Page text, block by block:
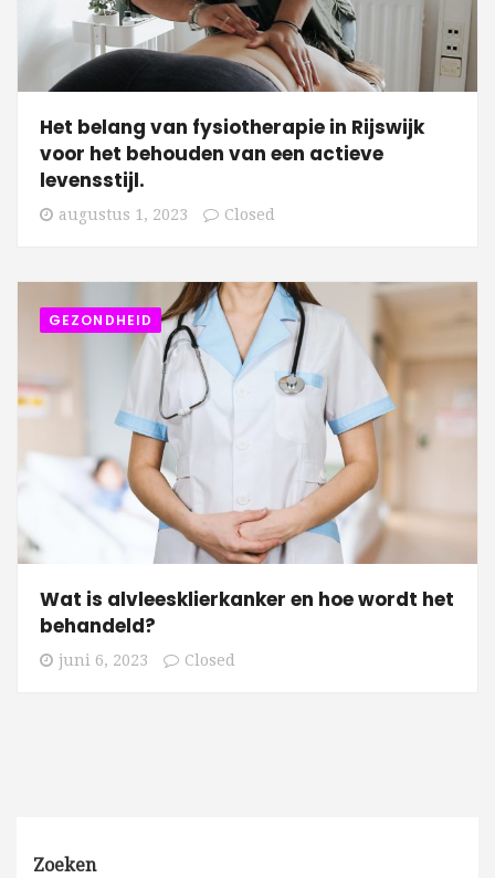
Het belang van fysiotherapie in Rijswijk
voor het behouden van een actieve
levensstijl.
augustus 1, 2023 Closed
GEZONDHEID
Wat is alvleesklierkanker en hoe wordt het
behandeld?
juni 6, 2023 Closed
Zoeken